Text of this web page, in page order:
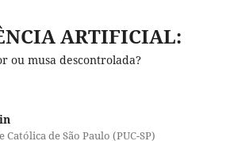
ARTIFICIAL:
ou musa descontrolada?
de São Paulo (PUC-SP)